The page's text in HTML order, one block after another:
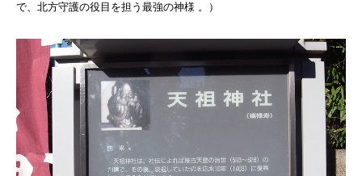
で、北方守護の役目を担う最強の神様 。
）